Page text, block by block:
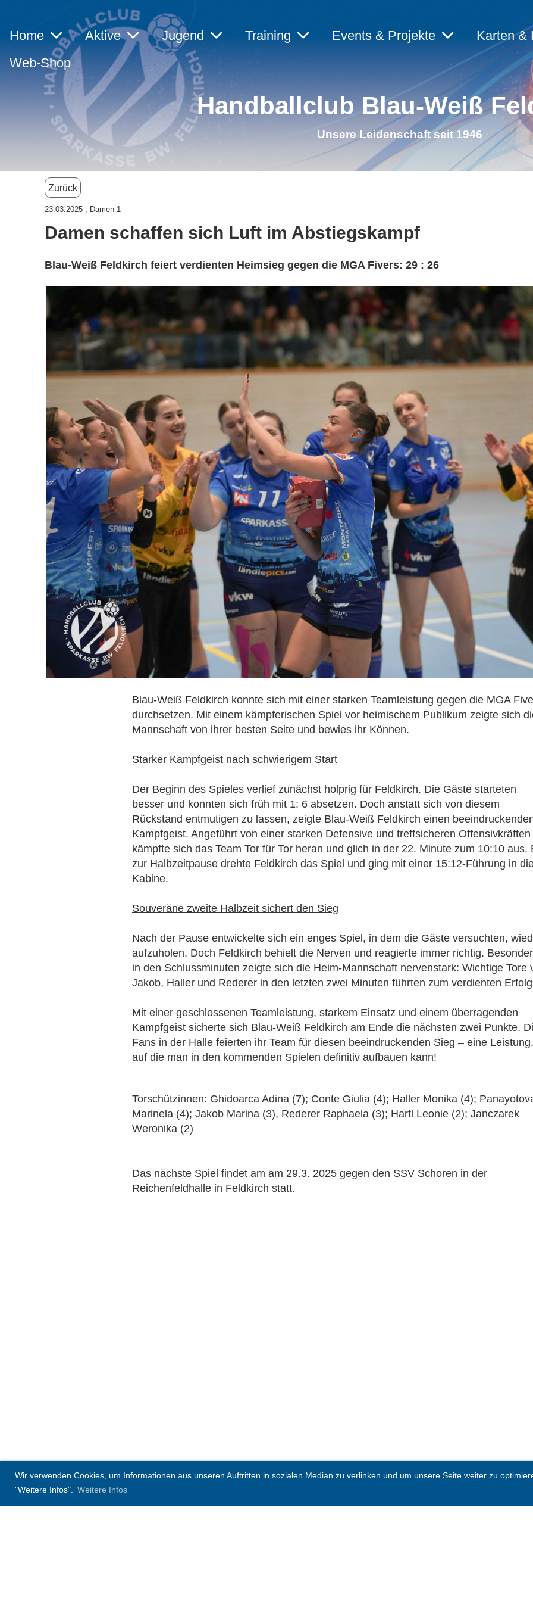
Wir verwenden Cookies, um Informationen aus unseren Auftritten in sozialen Median zu verlinken und um unsere Seite weiter zu
"Weitere Infos". Weitere Infos
Home Aktive Jugend Training Events & Projekte
Karten &
Web-Shop
Handballclub Blau-Weiß
Unsere Leidenschaft seit 1946
Zurück
23.03.2025 , Damen 1
Damen schaffen sich Luft im Abstiegskampf
Blau-Weiß Feldkirch feiert verdienten Heimsieg gegen die MGA Fivers: 29 : 26
Blau-Weiß Feldkirch konnte sich mit einer starken Teamleistung gegen die MGA
durchsetzen. Mit einem kämpferischen Spiel vor heimischem Publikum zeigte sich
Mannschaft von ihrer besten Seite und bewies ihr Können.
Starker Kampfgeist nach schwierigem Start
Der Beginn des Spieles verlief zunächst holprig für Feldkirch. Die Gäste starteten
besser und konnten sich früh mit 1: 6 absetzen. Doch anstatt sich von diesem
Rückstand entmutigen zu lassen, zeigte Blau-Weiß Feldkirch einen
Kampfgeist. Angeführt von einer starken Defensive und treffsicheren Offensivkräften
kämpfte sich das Team Tor für Tor heran und glich in der 22. Minute zum 10:10 aus.
zur Halbzeitpause drehte Feldkirch das Spiel und ging mit einer 15:12-Führung in
Kabine.
Souveräne zweite Halbzeit sichert den Sieg
Nach der Pause entwickelte sich ein enges Spiel, in dem die Gäste versuchten,
aufzuholen. Doch Feldkirch behielt die Nerven und reagierte immer richtig.
in den Schlussminuten zeigte sich die Heim-Mannschaft nervenstark: Wichtige Tore
Jakob, Haller und Rederer in den letzten zwei Minuten führten zum verdienten
Mit einer geschlossenen Teamleistung, starkem Einsatz und einem überragenden
Kampfgeist sicherte sich Blau-Weiß Feldkirch am Ende die nächsten zwei Punkte.
Fans in der Halle feierten ihr Team für diesen beeindruckenden Sieg – eine Leistung,
auf die man in den kommenden Spielen definitiv aufbauen kann!
Torschützinnen: Ghidoarca Adina (7); Conte Giulia (4); Haller Monika (4);
Marinela (4); Jakob Marina (3), Rederer Raphaela (3); Hartl Leonie (2); Janczarek
Weronika (2)
Das nächste Spiel findet am am 29.3. 2025 gegen den SSV Schoren in der
Reichenfeldhalle in Feldkirch statt.